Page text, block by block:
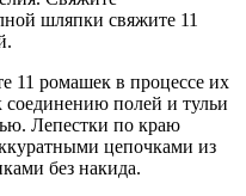
шляпки свяжите 11
11 ромашек в процессе их
полей и тульи
Лепестки по краю
цепочками из
без накида.